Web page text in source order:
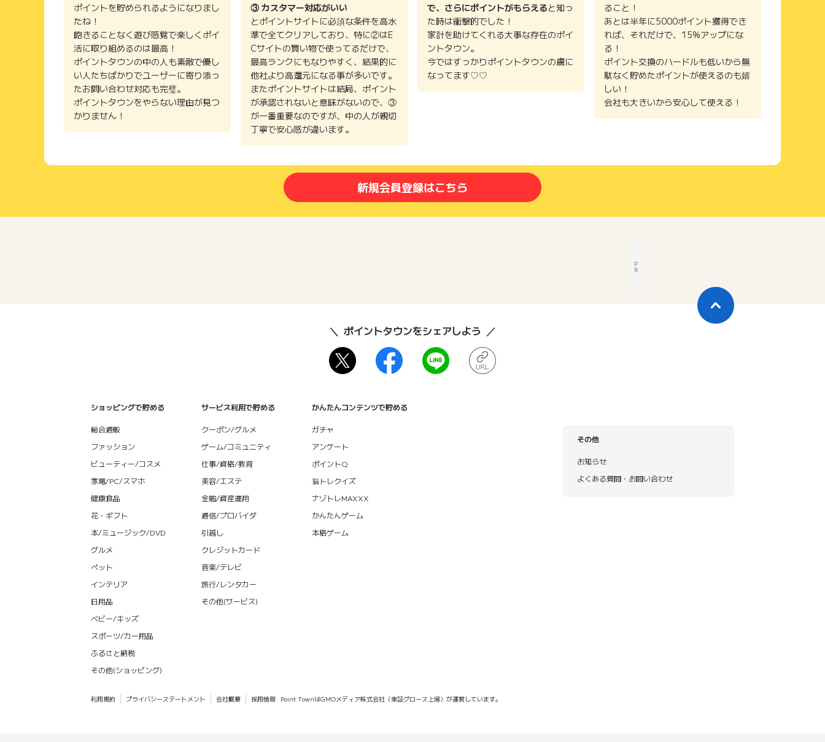
ポイントを貯められるようになりまし
たね！
飽きることなく遊び感覚で楽しくポイ
活に取り組めるのは最高！
ポイントタウンの中の人も素敵で優し
い人たちばかりでユーザーに寄り添っ
たお問い合わせ対応も完璧。
ポイントタウンをやらない理由が見つ
かりません！
③ カスタマー対応がいい
とポイントサイトに必須な条件を高水
準で全てクリアしており、特に②はE
Cサイトの買い物で使ってるだけで、
最高ランクにもなりやすく、結果的に
他社より高還元になる事が多いです。
またポイントサイトは結局、ポイント
が承認されないと意味がないので、③
が一番重要なのですが、中の人が親切
丁寧で安心感が違います。
で、さらにポイントがもらえると知っ
た時は衝撃的でした！
家計を助けてくれる大事な存在のポイ
ントタウン。
今ではすっかりポイントタウンの虜に
なってます♡♡
ること！
あとは半年に5000ポイント獲得でき
れば、それだけで、15%アップにな
る！
ポイント交換のハードルも低いから無
駄なく貯めたポイントが使えるのも嬉
しい！
会社も大きいから安心して使える！
新規会員登録はこちら
P
R
ポイントタウンをシェアしよう
ショッピングで貯める
総合通販
ファッション
ビューティー/コスメ
家電/PC/スマホ
健康食品
花・ギフト
本/ミュージック/DVD
グルメ
ペット
インテリア
日用品
ベビー/キッズ
スポーツ/カー用品
ふるさと納税
その他(ショッピング)
サービス利用で貯める
クーポン/グルメ
ゲーム/コミュニティ
仕事/資格/教育
美容/エステ
金融/資産運用
通信/プロバイダ
引越し
クレジットカード
音楽/テレビ
旅行/レンタカー
その他(サービス)
かんたんコンテンツで貯める
ガチャ
アンケート
ポイントQ
脳トレクイズ
ナゾトレMAXXX
かんたんゲーム
本格ゲーム
その他
お知らせ
よくある質問・お問い合わせ
利用規約 プライバシーステートメント 会社概要 採用情報 Point TownはGMOメディア株式会社（東証グロース上場）が運営しています。